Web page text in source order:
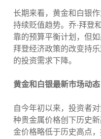
长期来看，黄金和白银
持续贬值趋势。乔·拜登
靠的预算平衡计划，但
拜登经济政策的改变持
的投资需求下降。
黄金和白银最新市场动态
自今年初以来，投资者
种贵金属价格创下历史
金价格略低于历史高点